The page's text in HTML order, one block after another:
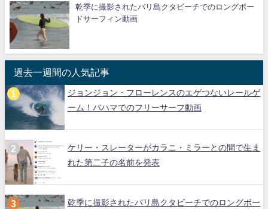
乾季に撮影されたバリ島クタビーチでのロングボー
ドサーフィン動画
過去一週間の人気記事
ジョンジョン・フローレンスのエゲつないレールゲ
ーム！バハマでのフリーサーフ動画
ケリー・スレーターがカラニ・ミラーとの間で生ま
れた第二子の名前を発表
乾季に撮影されたバリ島クタビーチでのロングボー